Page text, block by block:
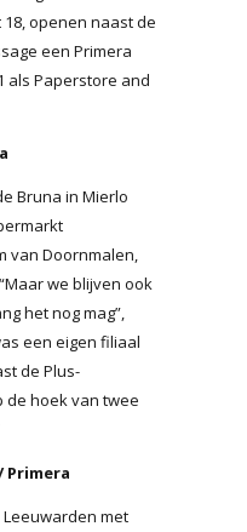
openen naast de
een Primera
als Paperstore and
Bruna in Mierlo
van Doornmalen,
we blijven ook
het nog mag”,
een eigen filiaal
de Plus-
de hoek van twee
Primera
met